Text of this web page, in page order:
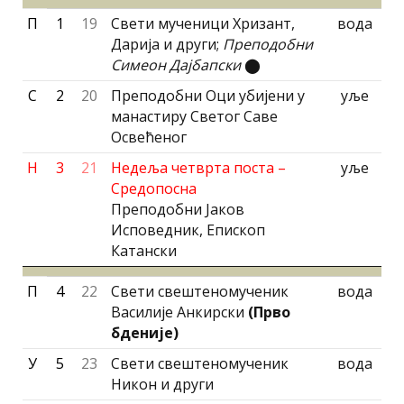
П 1 19
Свети мученици Хризант,
Дарија и други; Преподобни
Симеон Дајбапски⬤
вода
С 2 20
Преподобни Оци убијени у
манастиру Светог Саве
Освећеног
уље
Н 3 21
Недеља четврта поста –
Средопосна
Преподобни Јаков
Исповедник, Епископ
Катански
уље
П 4 22
Свети свештеномученик
Василије Анкирски (Прво
бдениjе)
вода
У 5 23
Свети свештеномученик
Никон и други
вода